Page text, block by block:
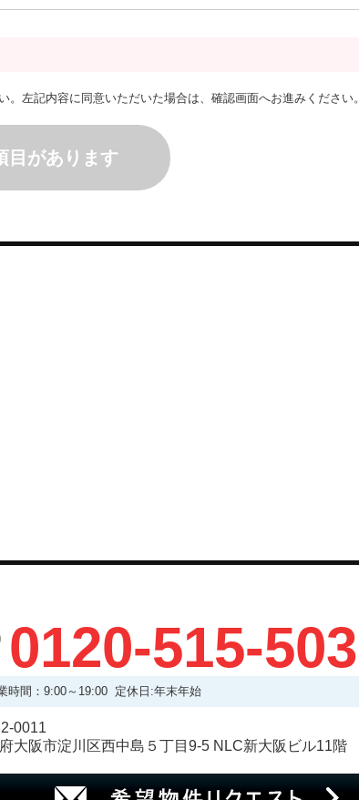
。左記内容に同意いただいた場合は、確認画面へお進みください。
目があります
0120-515-503
時間：9:00～19:00 定休日:年末年始
0011
大阪市淀川区西中島５丁目9-5 NLC新大阪ビル11階